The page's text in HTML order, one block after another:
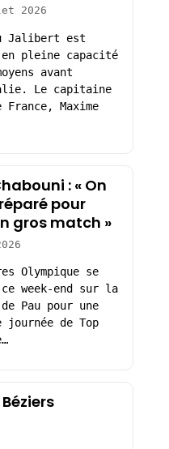
2026
Jalibert est
en pleine capacité
avant
Le capitaine
France, Maxime
: « On
pour
gros match »
Olympique se
week-end sur la
Pau pour une
journée de Top